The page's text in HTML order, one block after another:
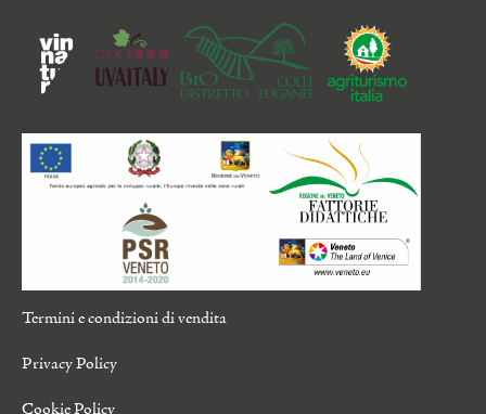
Termini e condizioni di vendita
Privacy Policy
Cookie Policy